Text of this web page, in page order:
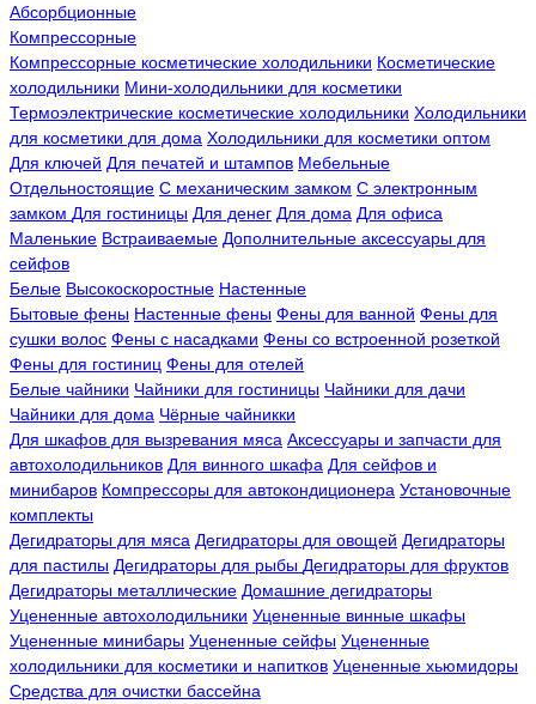
Абсорбционные
Компрессорные
Компрессорные косметические холодильники Косметические
холодильники Мини-холодильники для косметики
Термоэлектрические косметические холодильники Холодильники
для косметики для дома Холодильники для косметики оптом
Для ключей Для печатей и штампов Мебельные
Отдельностоящие С механическим замком С электронным
замком Для гостиницы Для денег Для дома Для офиса
Маленькие Встраиваемые Дополнительные аксессуары для
сейфов
Белые Высокоскоростные Настенные
Бытовые фены Настенные фены Фены для ванной Фены для
сушки волос Фены с насадками Фены со встроенной розеткой
Фены для гостиниц Фены для отелей
Белые чайники Чайники для гостиницы Чайники для дачи
Чайники для дома Чёрные чайникки
Для шкафов для вызревания мяса Аксессуары и запчасти для
автохолодильников Для винного шкафа Для сейфов и
минибаров Компрессоры для автокондиционера Установочные
комплекты
Дегидраторы для мяса Дегидраторы для овощей Дегидраторы
для пастилы Дегидраторы для рыбы Дегидраторы для фруктов
Дегидраторы металлические Домашние дегидраторы
Уцененные автохолодильники Уцененные винные шкафы
Уцененные минибары Уцененные сейфы Уцененные
холодильники для косметики и напитков Уцененные хьюмидоры
Средства для очистки бассейна